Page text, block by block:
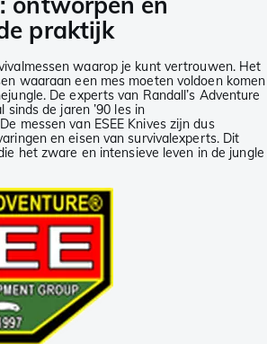
praktijk
waarop je kunt vertrouwen. Het
waaraan een mes moeten voldoen komen
De experts van Randall’s Adventure
sinds de jaren ’90 les in
messen van ESEE Knives zijn dus
en eisen van survivalexperts. Dit
het zware en intensieve leven in de jungle